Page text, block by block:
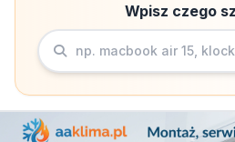
Wpisz czego